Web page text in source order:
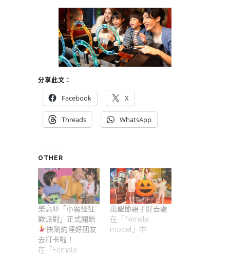
分享此文：
Facebook X
Threads WhatsApp
OTHER
樂高®「小魔怪狂
歡派對」正式開始
快啲約埋好朋友
去打卡啦！
在「Female
萬聖節親子好去處
在「Female
model」中